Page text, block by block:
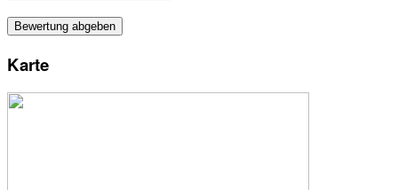
Karte